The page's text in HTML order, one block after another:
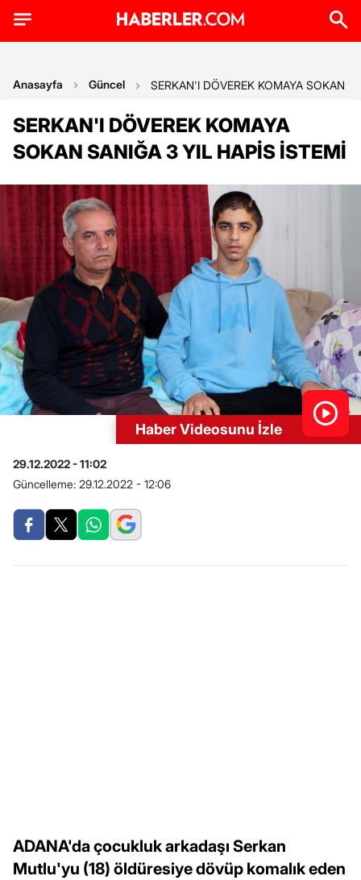
Anasayfa Güncel SERKAN'I DÖVEREK KOMAYA SOKAN
SERKAN'I DÖVEREK KOMAYA
SOKAN SANIĞA 3 YIL HAPİS İSTEMİ
Haber Videosunu İzle
29.12.2022 - 11:02
Güncelleme: 29.12.2022 - 12:06
ADANA'da çocukluk arkadaşı Serkan
Mutlu'yu (18) öldüresiye dövüp komalık eden